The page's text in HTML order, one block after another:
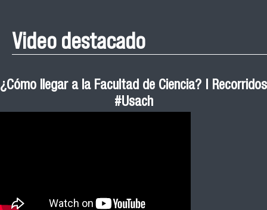
Video destacado
¿Cómo llegar a la Facultad de Ciencia? | Recorridos
#Usach